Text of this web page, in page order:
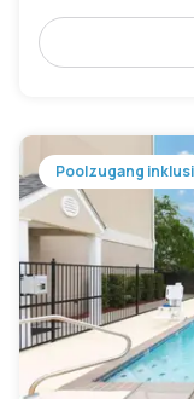
Poolzugang